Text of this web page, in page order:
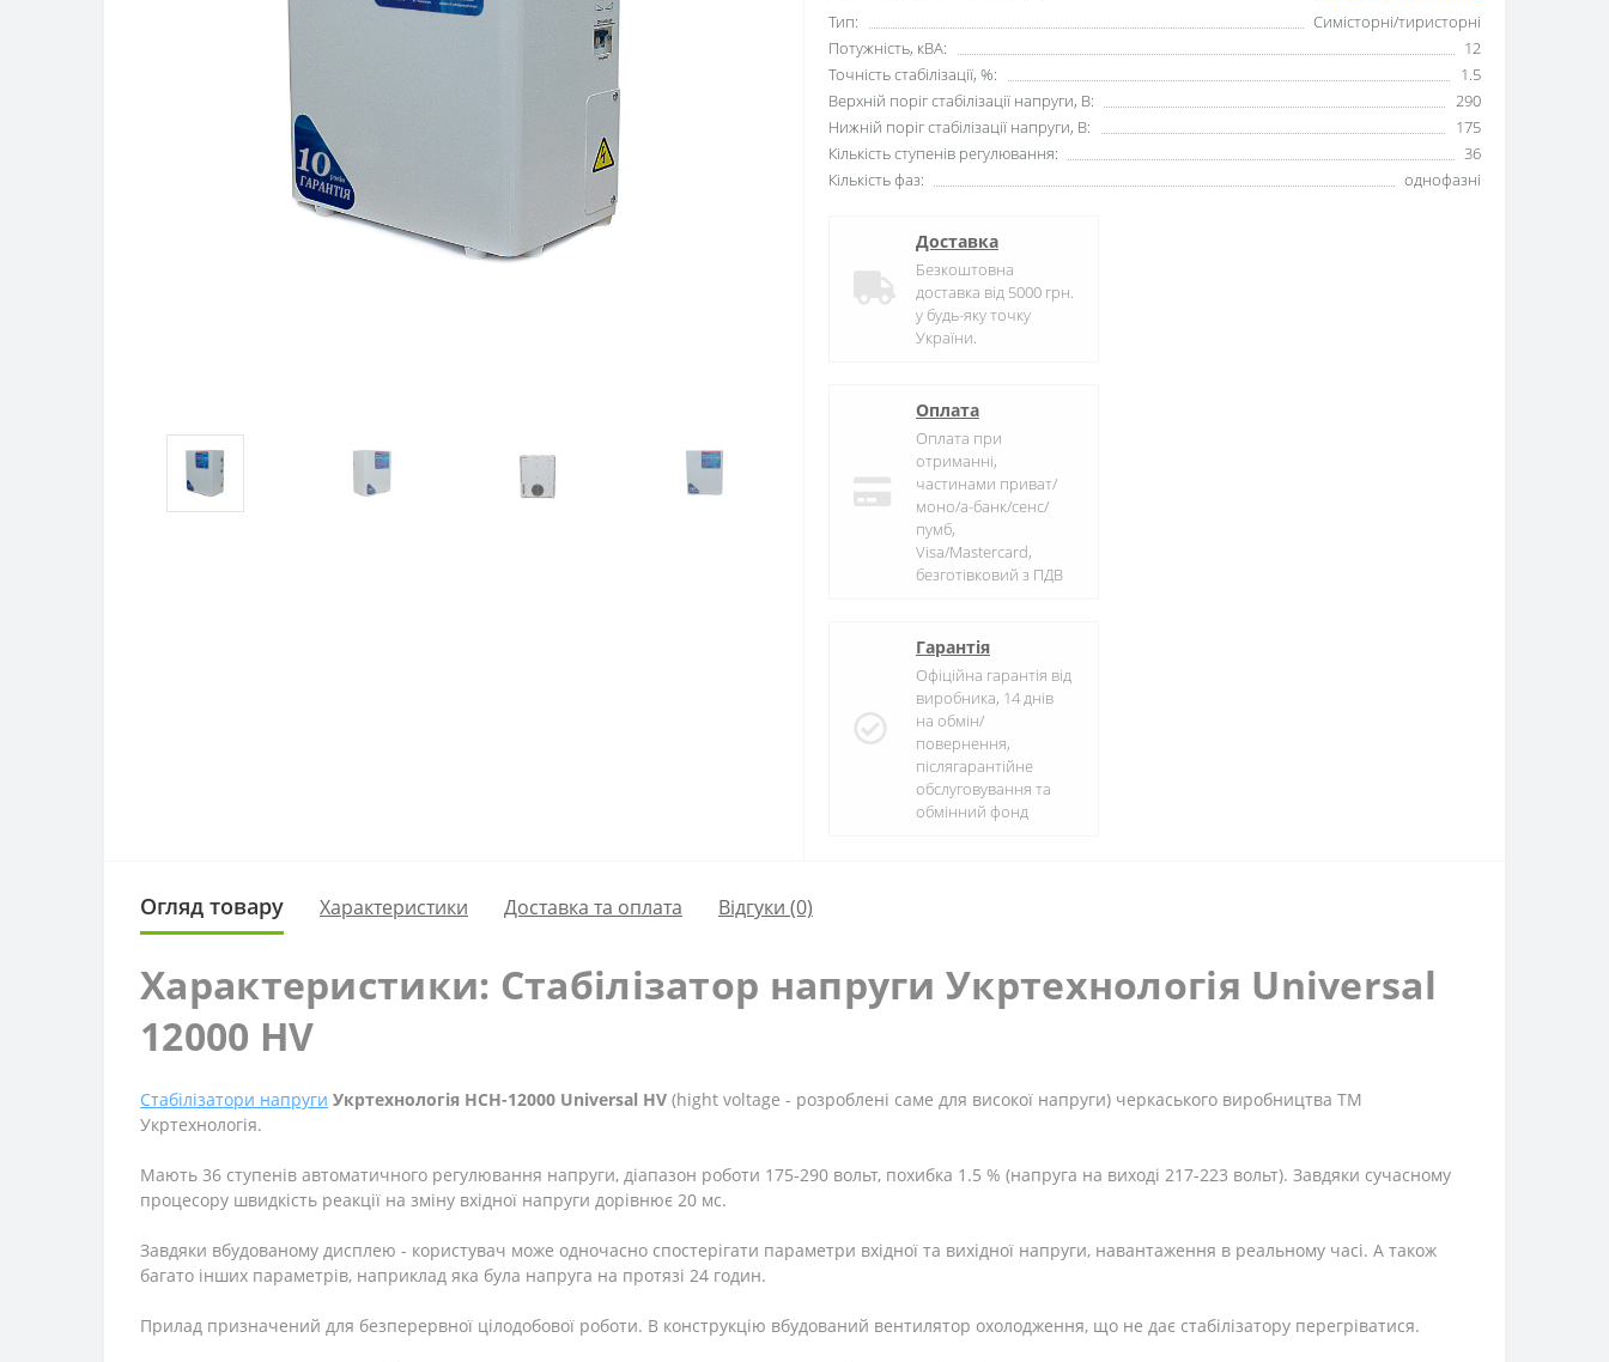
Тип:
Симісторні/тиристорні
Потужність, кВА:
12
Точність стабілізації, %:
1.5
Верхній поріг стабілізації напруги, В:
290
Нижній поріг стабілізації напруги, В:
175
Кількість ступенів регулювання:
36
Кількість фаз:
однофазні
Доставка
Безкоштовна
доставка від 5000 грн.
у будь-яку точку
України.
Оплата
Оплата при
отриманні,
частинами приват/
моно/а-банк/сенс/
пумб,
Visa/Mastercard,
безготівковий з ПДВ
Гарантія
Офіційна гарантія від
виробника, 14 днів
на обмін/
повернення,
післягарантійне
обслуговування та
обмінний фонд
Огляд товару Характеристики Доставка та оплата Відгуки (0)
Характеристики: Стабілізатор напруги Укртехнологія Universal
12000 HV
Стабілізатори напруги Укртехнологія НСН-12000 Universal HV (hight voltage - розроблені саме для високої напруги) черкаського виробництва ТМ
Укртехнологія.
Мають 36 ступенів автоматичного регулювання напруги, діапазон роботи 175-290 вольт, похибка 1.5 % (напруга на виході 217-223 вольт). Завдяки сучасному
процесору швидкість реакції на зміну вхідної напруги дорівнює 20 мс.
Завдяки вбудованому дисплею - користувач може одночасно спостерігати параметри вхідної та вихідної напруги, навантаження в реальному часі. А також
багато інших параметрів, наприклад яка була напруга на протязі 24 годин.
Прилад призначений для безперервної цілодобової роботи. В конструкцію вбудований вентилятор охолодження, що не дає стабілізатору перегріватися.